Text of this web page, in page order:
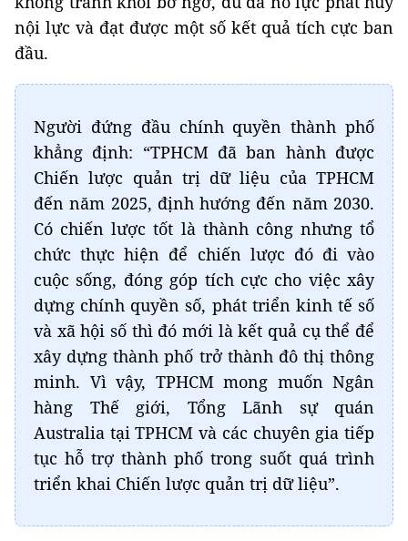
nội lực và đạt được một số kết quả tích cực ban
đầu.
Người đứng đầu chính quyền thành phố
khẳng định: “TPHCM đã ban hành được
Chiến lược quản trị dữ liệu của TPHCM
đến năm 2025, định hướng đến năm 2030.
Có chiến lược tốt là thành công nhưng tổ
chức thực hiện để chiến lược đó đi vào
cuộc sống, đóng góp tích cực cho việc xây
dựng chính quyền số, phát triển kinh tế số
và xã hội số thì đó mới là kết quả cụ thể để
xây dựng thành phố trở thành đô thị thông
minh. Vì vậy, TPHCM mong muốn Ngân
hàng Thế giới, Tổng Lãnh sự quán
Australia tại TPHCM và các chuyên gia tiếp
tục hỗ trợ thành phố trong suốt quá trình
triển khai Chiến lược quản trị dữ liệu”.